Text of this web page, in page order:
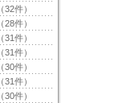
（32件）
（28件）
（31件）
（31件）
（30件）
（31件）
（30件）